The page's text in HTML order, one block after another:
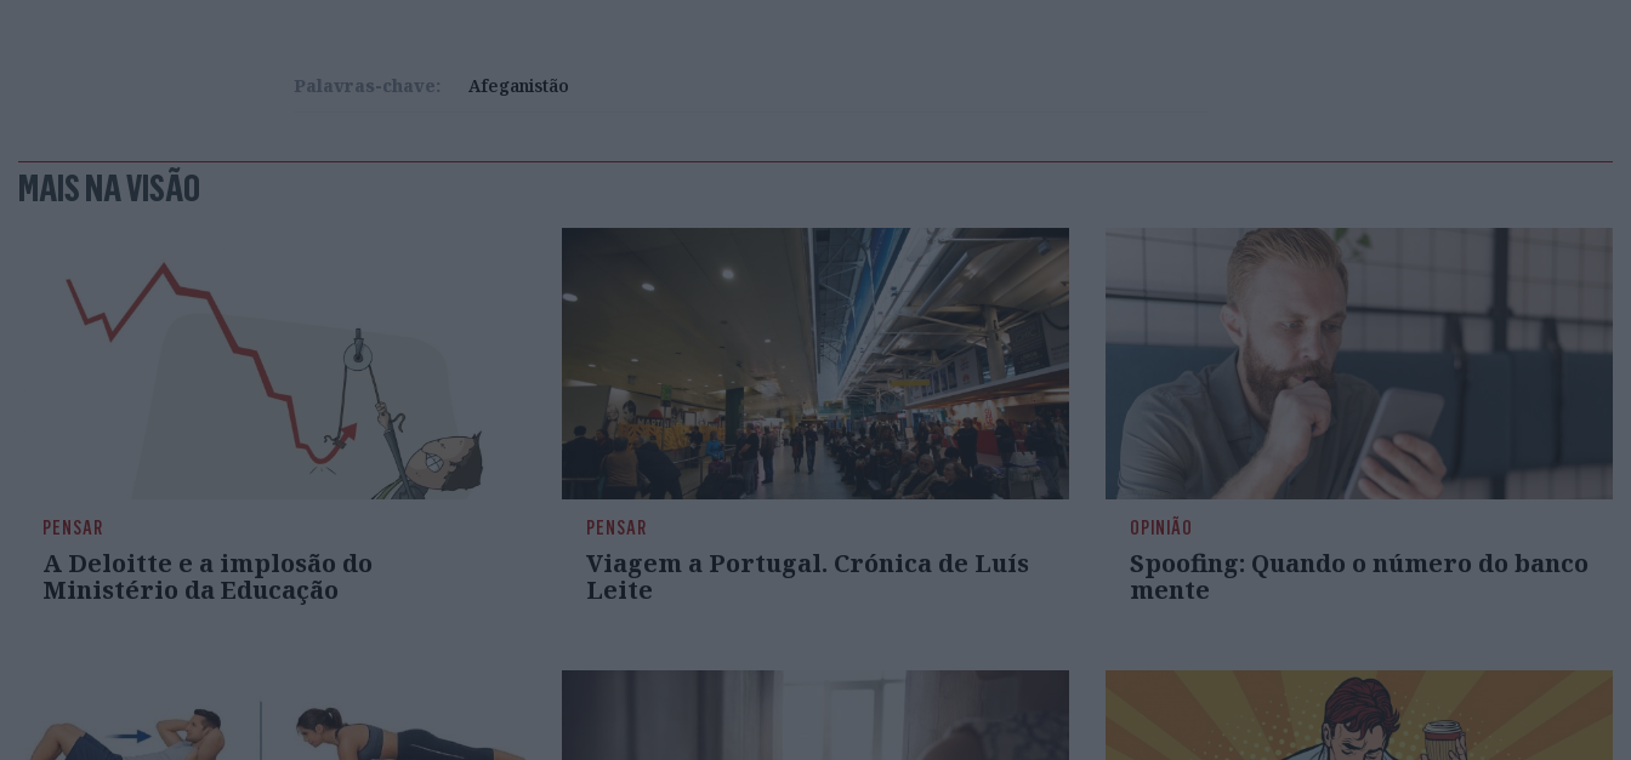
Palavras-chave: Afeganistão
MAIS NA VISÃO
PENSAR
A Deloitte e a implosão do
Ministério da Educação
PENSAR
Viagem a Portugal. Crónica de Luís
Leite
OPINIÃO
Spoofing: Quando o número do banco
mente